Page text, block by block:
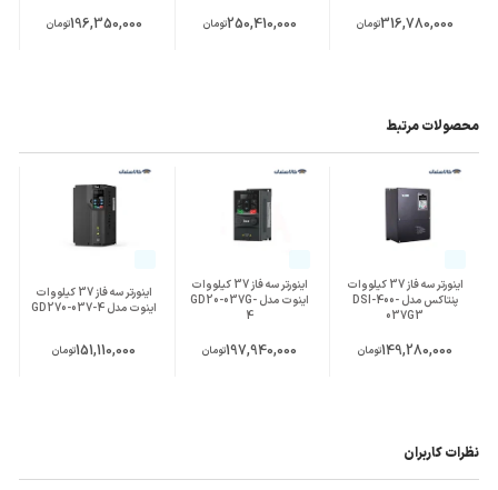
316,780,000تومان 250,410,000تومان 196,350,000تومان
محصولات مرتبط
اینورتر سه فاز 37 کیلووات
پنتاکس مدل DSI-400-
037G3
149,280,000تومان
اینورتر سه فاز 37 کیلووات
اینوت مدل GD20-037G-
4
197,940,000تومان
اینورتر سه فاز 37 کیلووات
اینوت مدل GD270-037-4
151,110,000تومان
نظرات کاربران